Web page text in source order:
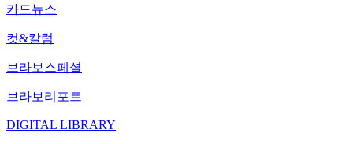
카드뉴스
컷&칼럼
브라보스페셜
브라보리포트
DIGITAL LIBRARY